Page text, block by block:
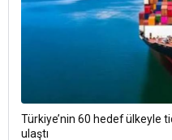
Türkiye’nin 60 hedef ülkeyle
ulaştı